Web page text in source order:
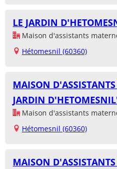
LE JARDIN
Maison d'assistants
Hétomesnil (60360)
MAISON
JARDIN
Maison d'assistants
Hétomesnil (60360)
MAISON